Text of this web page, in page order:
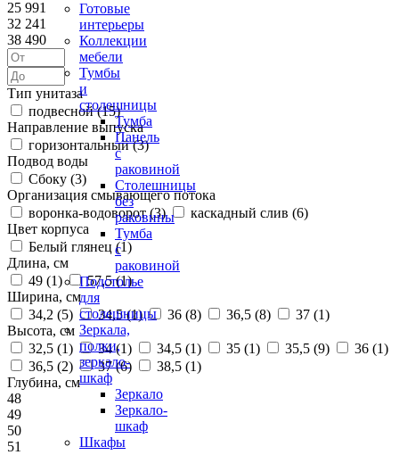
Готовые
интерьеры
Коллекции
мебели
Тумбы
и
столешницы
Тумба
Панель
с
раковиной
Столешницы
без
раковины
Тумба
с
раковиной
Подстолье
для
столешницы
Зеркала,
полки,
зеркало-
шкаф
Зеркало
Зеркало-
шкаф
Шкафы
25 991
32 241
38 490
Тип унитаза
подвесной (15)
Направление выпуска
горизонтальный (3)
Подвод воды
Сбоку (3)
Организация смывающего потока
воронка-водоворот (3) каскадный слив (6)
Цвет корпуса
Белый глянец (1)
Длина, см
49 (1) 57,5 (1)
Ширина, см
34,2 (5) 34,5 (1) 36 (8) 36,5 (8) 37 (1)
Высота, см
32,5 (1) 34 (1) 34,5 (1) 35 (1) 35,5 (9) 36 (1)
36,5 (2) 37 (6) 38,5 (1)
Глубина, см
48
49
50
51